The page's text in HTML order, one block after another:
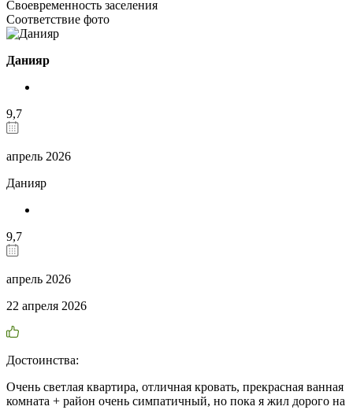
Своевременность заселения
Соответствие фото
Данияр
9,7
апрель 2026
Данияр
9,7
апрель 2026
22 апреля 2026
Достоинства:
Очень светлая квартира, отличная кровать, прекрасная ванная
комната + район очень симпатичный, но пока я жил дорого на